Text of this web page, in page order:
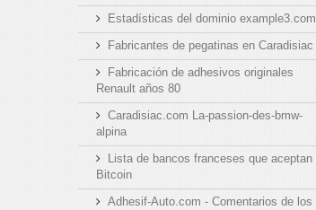
Estadísticas del dominio example3.com
Fabricantes de pegatinas en Caradisiac
Fabricación de adhesivos originales
Renault años 80
Caradisiac.com La-passion-des-bmw-
alpina
Lista de bancos franceses que aceptan
Bitcoin
Adhesif-Auto.com - Comentarios de los